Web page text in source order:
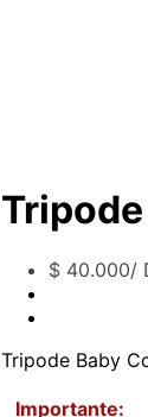
$40.000/
Tripode Baby
Importante: